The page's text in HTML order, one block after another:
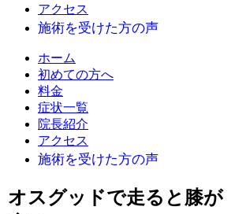
アクセス
ホーム
初めての方へ
料金
症状一覧
院長紹介
アクセス
オスグッドで走ると膝が